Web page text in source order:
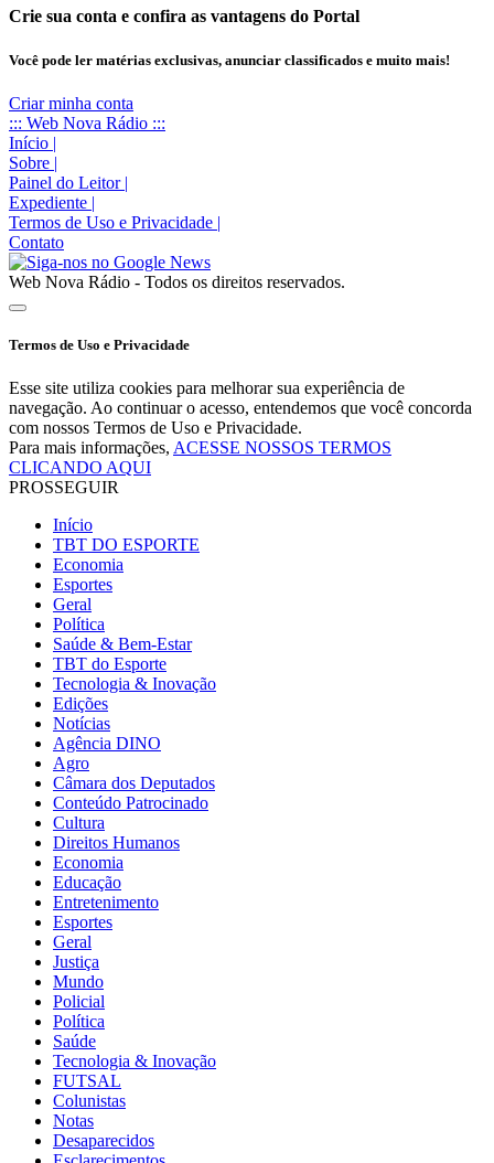
Crie sua conta e confira as vantagens do Portal
Você pode ler matérias exclusivas, anunciar classificados e muito mais!
Criar minha conta
::: Web Nova Rádio :::
Início |
Sobre |
Painel do Leitor |
Expediente |
Termos de Uso e Privacidade |
Contato
Web Nova Rádio - Todos os direitos reservados.
Termos de Uso e Privacidade
Esse site utiliza cookies para melhorar sua experiência de
navegação. Ao continuar o acesso, entendemos que você concorda
com nossos Termos de Uso e Privacidade.
Para mais informações, ACESSE NOSSOS TERMOS
CLICANDO AQUI
PROSSEGUIR
Início
TBT DO ESPORTE
Economia
Esportes
Geral
Política
Saúde & Bem-Estar
TBT do Esporte
Tecnologia & Inovação
Edições
Notícias
Agência DINO
Agro
Câmara dos Deputados
Conteúdo Patrocinado
Cultura
Direitos Humanos
Economia
Educação
Entretenimento
Esportes
Geral
Justiça
Mundo
Policial
Política
Saúde
Tecnologia & Inovação
FUTSAL
Colunistas
Notas
Desaparecidos